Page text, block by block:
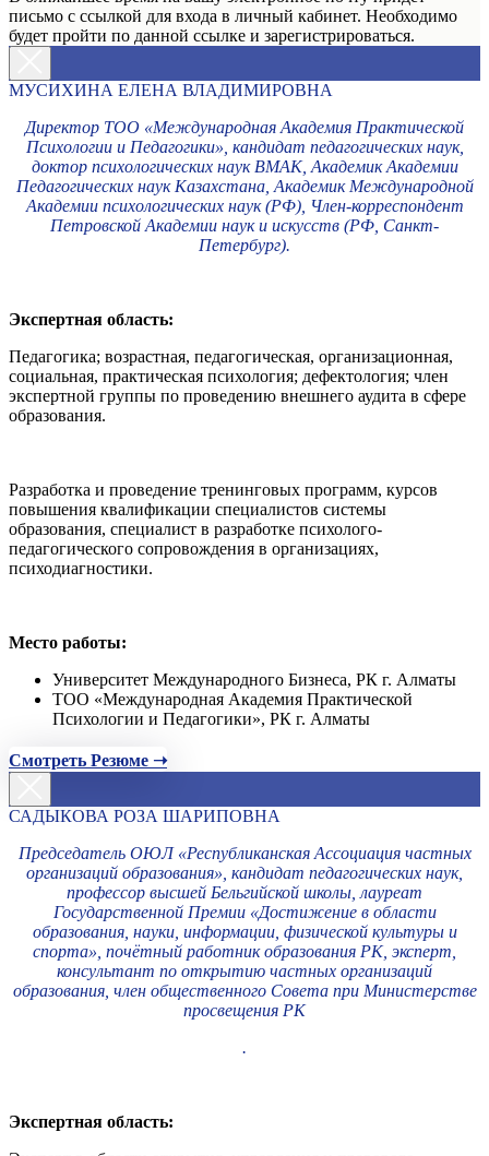
письмо с ссылкой для входа в личный кабинет. Необходимо
будет пройти по данной ссылке и зарегистрироваться.
МУСИХИНА ЕЛЕНА ВЛАДИМИРОВНА
Директор ТОО «Международная Академия Практической
Психологии и Педагогики», кандидат педагогических наук,
доктор психологических наук ВМАК, Академик Академии
Педагогических наук Казахстана, Академик Международной
Академии психологических наук (РФ), Член-корреспондент
Петровской Академии наук и искусств (РФ, Санкт-
Петербург).
Экспертная область:
Педагогика; возрастная, педагогическая, организационная,
социальная, практическая психология; дефектология; член
экспертной группы по проведению внешнего аудита в сфере
образования.
Разработка и проведение тренинговых программ, курсов
повышения квалификации специалистов системы
образования, специалист в разработке психолого-
педагогического сопровождения в организациях,
психодиагностики.
Место работы:
Университет Международного Бизнеса, РК г. Алматы
ТОО «Международная Академия Практической
Психологии и Педагогики», РК г. Алматы
Смотреть Резюме ➝
САДЫКОВА РОЗА ШАРИПОВНА
Председатель ОЮЛ «Республиканская Ассоциация частных
организаций образования», кандидат педагогических наук,
профессор высшей Бельгийской школы, лауреат
Государственной Премии «Достижение в области
образования, науки, информации, физической культуры и
спорта», почётный работник образования РК, эксперт,
консультант по открытию частных организаций
образования, член общественного Совета при Министерстве
просвещения РК
.
Экспертная область: